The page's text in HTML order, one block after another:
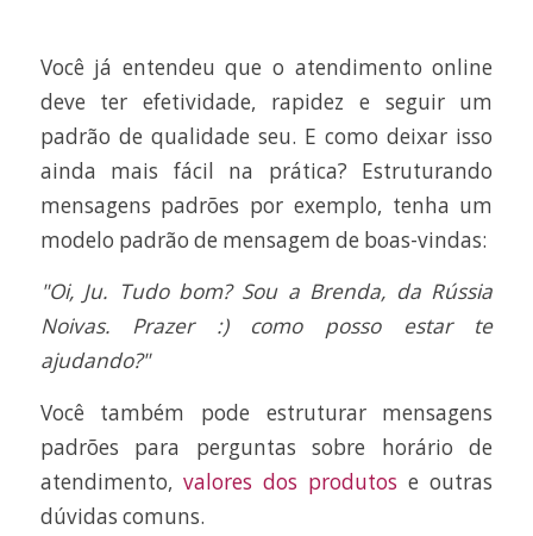
Você já entendeu que o atendimento online
deve ter efetividade, rapidez e seguir um
padrão de qualidade seu. E como deixar isso
ainda mais fácil na prática? Estruturando
mensagens padrões por exemplo, tenha um
modelo padrão de mensagem de boas-vindas:
"Oi, Ju. Tudo bom? Sou a Brenda, da Rússia
Noivas. Prazer :) como posso estar te
ajudando?"
Você também pode estruturar mensagens
padrões para perguntas sobre horário de
atendimento, valores dos produtos e outras
dúvidas comuns.